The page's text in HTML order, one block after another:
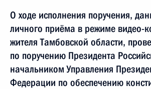
О ходе исполнения поручения,
личного приёма в режиме видео-
жителя Тамбовской области,
по поручению Президента
начальником Управления
Федерации по обеспечению